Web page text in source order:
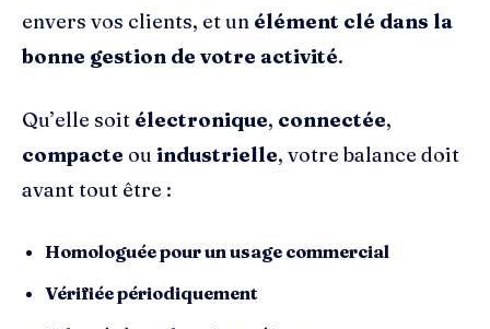
envers vos clients, et un élément clé dans la
bonne gestion de votre activité.
Qu’elle soit électronique, connectée,
compacte ou industrielle, votre balance doit
avant tout être :
Homologuée pour un usage commercial
Vérifiée périodiquement